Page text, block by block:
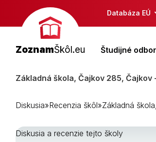
Databáza EÚ
ZoznamŠkôl.eu Študijné
Základná škola, Čajkov 285, Čajkov
Diskusia»Recenzia škôl»Základná
Diskusia a recenzie tejto školy